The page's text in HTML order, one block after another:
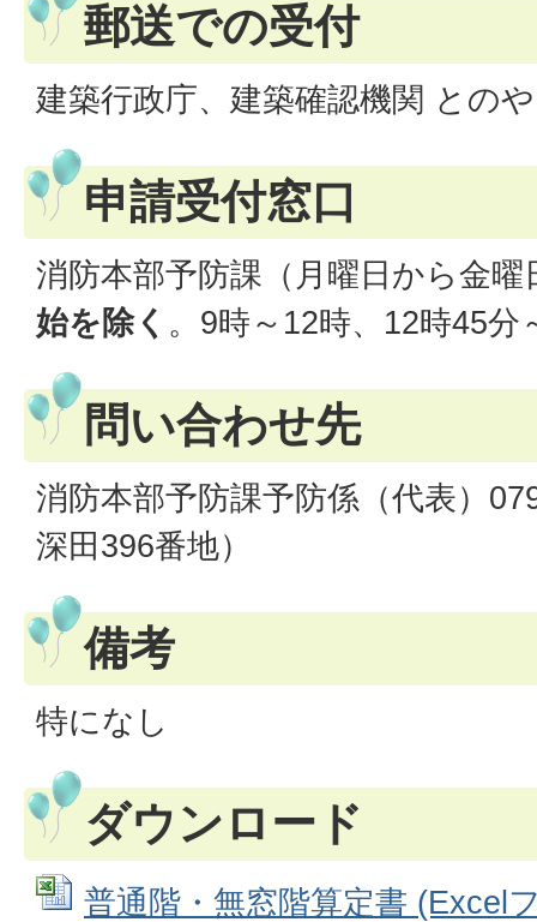
郵送での受付
建築行政庁、建築確認機関 との
申請受付窓口
消防本部予防課（月曜日から金曜
始を除く 。9時～12時、12時45分
問い合わせ先
消防本部予防課予防係（代表）
深田396番地）
備考
特になし
ダウンロード
普通階・無窓階算定書 (Excel